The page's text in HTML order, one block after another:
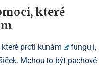
které
proti kunám
fungují,
Mohou to být pachové